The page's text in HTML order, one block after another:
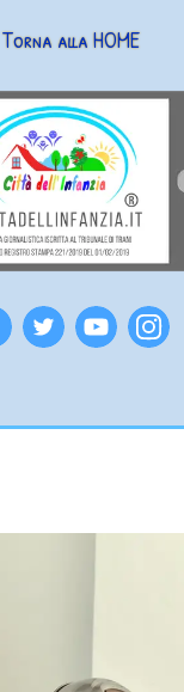
Torna alla HOME